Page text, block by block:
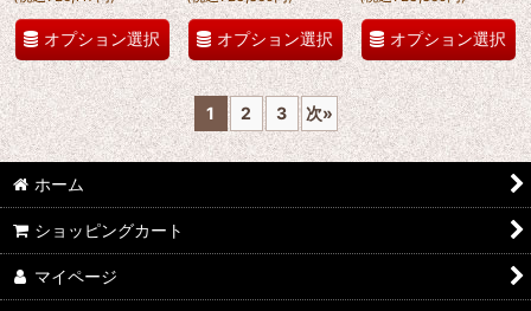
オプション選択 オプション選択 オプション選択
1 2 3 次»
ホーム
ショッピングカート
マイページ